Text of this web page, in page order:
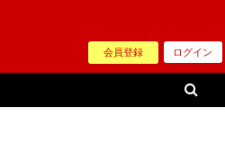
会員登録 ログイン